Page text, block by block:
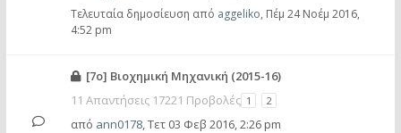
Τελευταία δημοσίευση από aggeliko, Πέμ 24 Νοέμ 2016,
4:52 pm
[7ο] Βιοχημική Μηχανική (2015-16)
11 Απαντήσεις 17221 Προβολές 1 2
από ann0178,Τετ 03 Φεβ 2016, 2:26 pm